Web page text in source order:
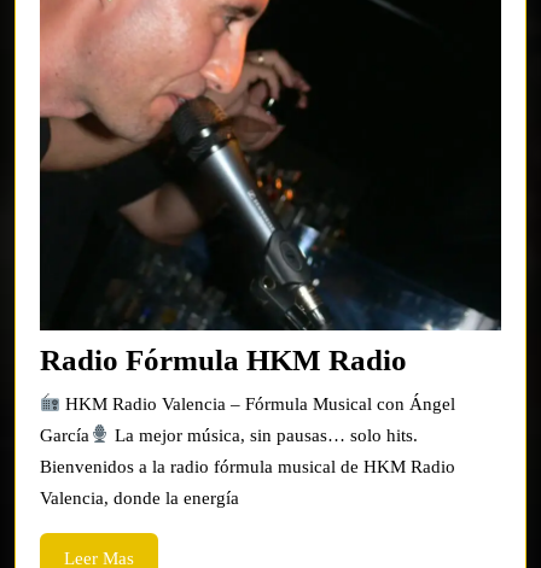
Radio Fórmula HKM Radio
Fórmula
HKM
Radio
HKM Radio Valencia – Fórmula Musical con Ángel
García
La mejor música, sin pausas… solo hits.
Bienvenidos a la radio fórmula musical de HKM Radio
Valencia, donde la energía
Leer MasLeer